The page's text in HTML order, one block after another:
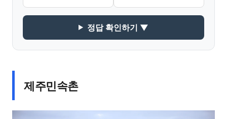
정답 확인하기 ▼
제주민속촌